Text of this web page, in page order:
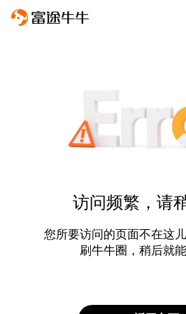
访问频繁，请
您所要访问的页面不在这
刷牛牛圈，稍后就